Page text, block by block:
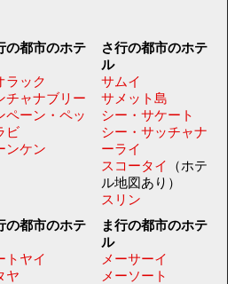
の都市のホテ
ラック
チャナブリー
ペーン・ペッ
ビ
ンケン
さ行の都市のホテ
ル
サムイ
サメット島
シー・サケート
シー・サッチャナ
ーライ
スコータイ
（ホテ
ル地図あり）
スリン
の都市のホテ
トヤイ
ヤ
ま行の都市のホテ
ル
メーサーイ
メーソート